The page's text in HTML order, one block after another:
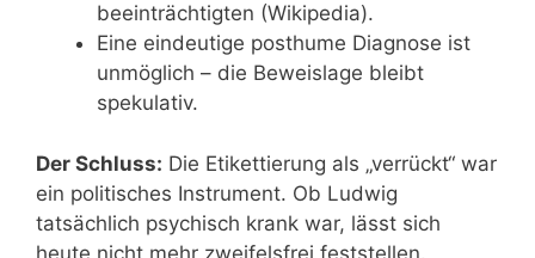
beeinträchtigten (Wikipedia).
Eine eindeutige posthume Diagnose ist
unmöglich – die Beweislage bleibt
spekulativ.
Der Schluss: Die Etikettierung als „verrückt“ war
ein politisches Instrument. Ob Ludwig
tatsächlich psychisch krank war, lässt sich
heute nicht mehr zweifelsfrei feststellen.